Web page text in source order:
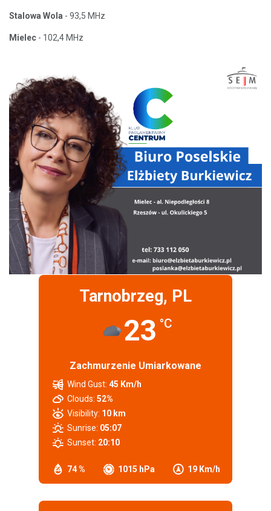
Stalowa Wola - 93,5 MHz
Mielec - 102,4 MHz
Tarnobrzeg, PL
23 °C
Zachmurzenie Umiarkowane
74 % 1015 hPa 19 Km/h
Wind Gust: 45 Km/h
Clouds: 52%
Visibility: 10 km
Sunrise: 05:07
Sunset: 20:10